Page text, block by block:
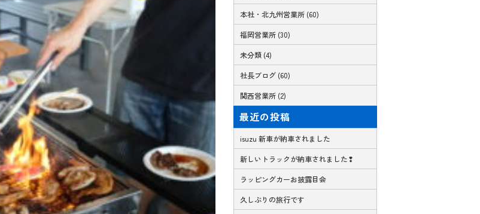
本社・北九州営業所 (60)
福岡営業所 (30)
未分類 (4)
社長ブログ (60)
関西営業所 (2)
最近の投稿
isuzu 新車が納車されました
新しいトラックが納車されました❢
ラッピングカーお披露目会
久しぶりの旅行です